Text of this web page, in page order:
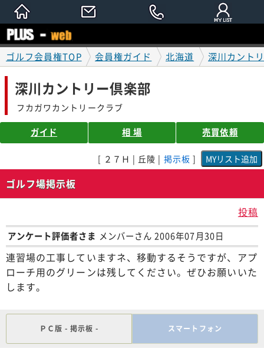
ゴルフ会員権TOP 会員権ガイド 北海道 深川カント
深川カントリー倶楽部
フカガワカントリークラブ
ガイド 相 場 売買依頼
[ ２７Ｈ | 丘陵 | 掲示板 ]
ゴルフ場掲示板
投稿
アンケート評価者さま メンバーさん 2006年07月30日
連習場の工事していますネ、移動するそうですが、アプ
ローチ用のグリーンは残してください。ぜひお願いいた
します。
ＰＣ版 - 掲示板 - スマートフォン